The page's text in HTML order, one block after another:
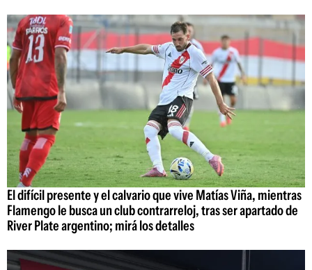
El difícil presente y el calvario que vive Matías Viña, mientras
Flamengo le busca un club contrarreloj, tras ser apartado de
River Plate argentino; mirá los detalles